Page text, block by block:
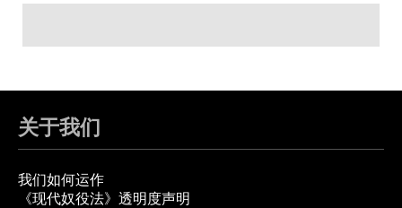
关于我们
我们如何运作
《现代奴役法》透明度声明